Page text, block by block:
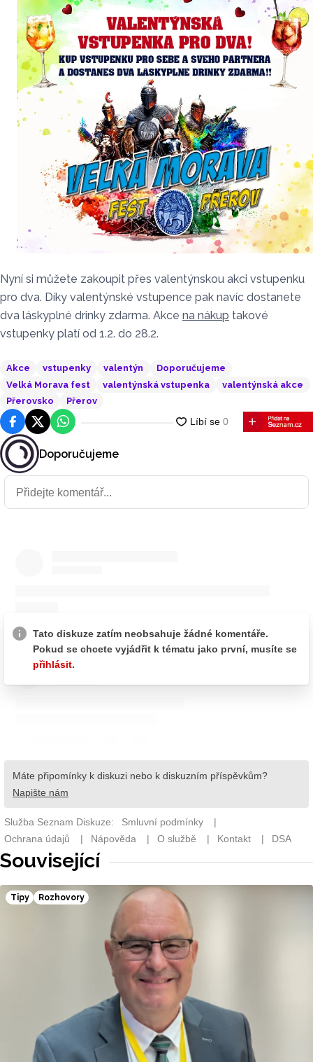
Nyní si můžete zakoupit přes valentýnskou akci vstupenku
pro dva. Díky valentýnské vstupence pak navíc dostanete
dva láskyplné drinky zdarma. Akce na nákup takové
vstupenky platí od 1.2. do 28.2.
Akce vstupenky valentýn
Doporučujeme
Velká Morava fest
valentýnská vstupenka
valentýnská akce
Přerovsko
Přerov
FacebookPlatforma X
WhatsApp
Doporučujeme
Související
Tipy Rozhovory